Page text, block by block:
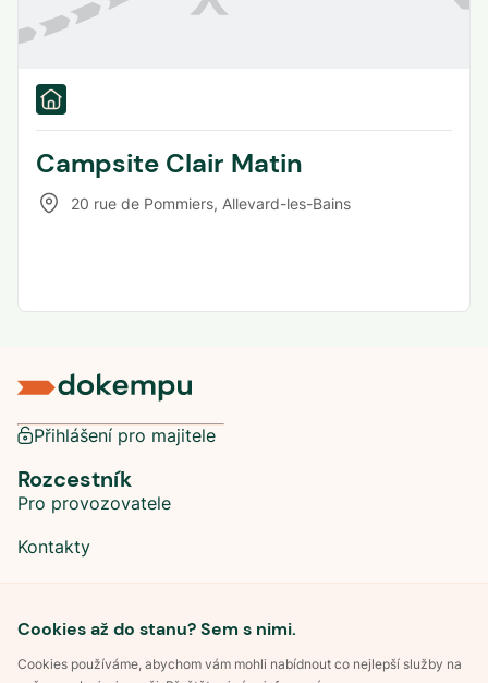
Campsite Clair Matin
20 rue de Pommiers, Allevard-les-Bains
Cookies až do stanu? Sem s nimi.
Cookies používáme, abychom vám mohli nabídnout co nejlepší služby na
Přihlášení pro majitele
Rozcestník
Pro provozovatele
Kontakty